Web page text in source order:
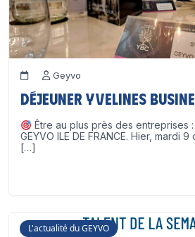
Geyvo
Déjeuner Yvelines
Être au plus près des entreprises
GEYVO ILE DE FRANCE. Hier, mardi
[…]
L'actualité du GEYVO